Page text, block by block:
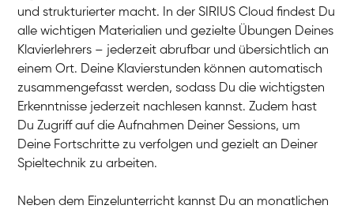
Klavier / Piano / Flügel
Klavier / Piano / Flügel
Hannes
Klavier / Piano / Flügel
Klavier / Piano / Flügel
und strukturierter macht. In der SIRIUS Cloud findest Du
alle wichtigen Materialien und gezielte Übungen Deines
Klavierlehrers – jederzeit abrufbar und übersichtlich an
einem Ort. Deine Klavierstunden können automatisch
zusammengefasst werden, sodass Du die wichtigsten
Erkenntnisse jederzeit nachlesen kannst. Zudem hast
Du Zugriff auf die Aufnahmen Deiner Sessions, um
Deine Fortschritte zu verfolgen und gezielt an Deiner
Spieltechnik zu arbeiten.
Neben dem Einzelunterricht kannst Du an monatlichen